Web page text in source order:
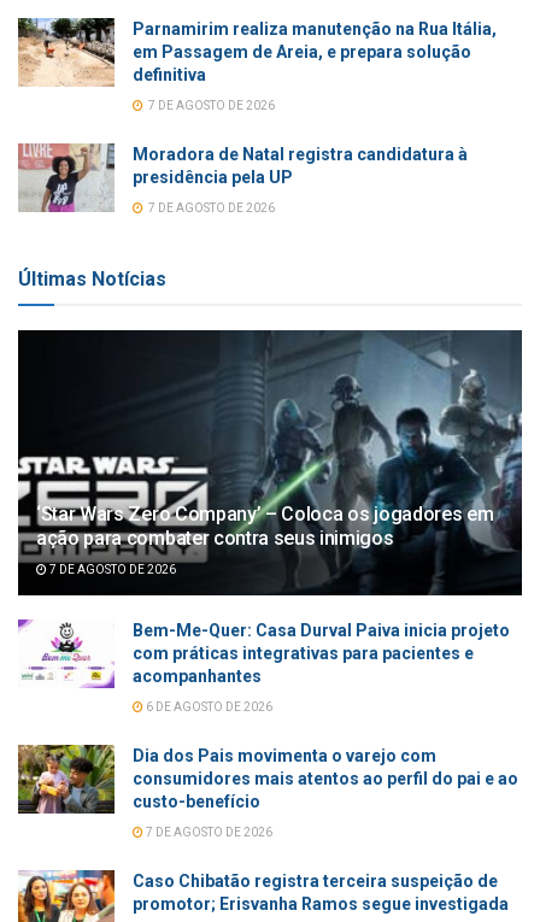
Parnamirim realiza manutenção na Rua Itália,
em Passagem de Areia, e prepara solução
definitiva
7 DE AGOSTO DE 2026
Moradora de Natal registra candidatura à
presidência pela UP
7 DE AGOSTO DE 2026
Últimas Notícias
‘Star Wars Zero Company’ – Coloca os jogadores em
ação para combater contra seus inimigos
7 DE AGOSTO DE 2026
Bem-Me-Quer: Casa Durval Paiva inicia projeto
com práticas integrativas para pacientes e
acompanhantes
6 DE AGOSTO DE 2026
Dia dos Pais movimenta o varejo com
consumidores mais atentos ao perfil do pai e ao
custo-benefício
7 DE AGOSTO DE 2026
Caso Chibatão registra terceira suspeição de
promotor; Erisvanha Ramos segue investigada